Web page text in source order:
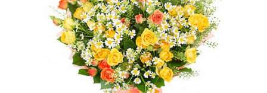
Купите ароматный Букет Яркая эмоция по низкой цене
на День святого валентина в доставке цветов ЛЮБИМ..